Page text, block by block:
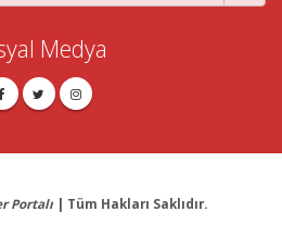
Medya
Portalı | Tüm Hakları Saklıdır.